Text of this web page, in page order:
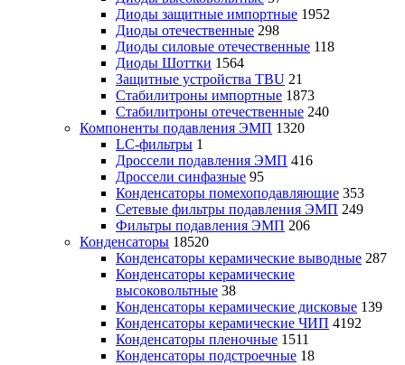
Диоды защитные импортные 1952
Диоды отечественные 298
Диоды силовые отечественные 118
Диоды Шоттки 1564
Защитные устройства TBU 21
Стабилитроны импортные 1873
Стабилитроны отечественные 240
Компоненты подавления ЭМП 1320
LC-фильтры 1
Дроссели подавления ЭМП 416
Дроссели синфазные 95
Конденсаторы помехоподавляющие 353
Сетевые фильтры подавления ЭМП 249
Фильтры подавления ЭМП 206
Конденсаторы 18520
Конденсаторы керамические выводные 287
Конденсаторы керамические
высоковольтные 38
Конденсаторы керамические дисковые 139
Конденсаторы керамические ЧИП 4192
Конденсаторы пленочные 1511
Конденсаторы подстроечные 18